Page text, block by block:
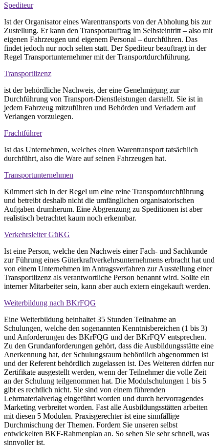
Spediteur
Ist der Organisator eines Warentransports von der Abholung bis zur
Zustellung. Er kann den Transportauftrag im Selbsteintritt – also mit
eigenen Fahrzeugen und eigenem Personal – durchführen. Das
findet jedoch nur noch selten statt. Der Spediteur beauftragt in der
Regel Transportunternehmer mit der Transportdurchführung.
Transportlizenz
ist der behördliche Nachweis, der eine Genehmigung zur
Durchführung von Transport-Dienstleistungen darstellt. Sie ist in
jedem Fahrzeug mitzuführen und Behörden und Verladern auf
Verlangen vorzulegen.
Frachtführer
Ist das Unternehmen, welches einen Warentransport tatsächlich
durchführt, also die Ware auf seinen Fahrzeugen hat.
Transportunternehmen
Kümmert sich in der Regel um eine reine Transportdurchführung
und betreibt deshalb nicht die umfänglichen organisatorischen
Aufgaben drumherum. Eine Abgrenzung zu Speditionen ist aber
realistisch betrachtet kaum noch erkennbar.
Verkehrsleiter GüKG
Ist eine Person, welche den Nachweis einer Fach- und Sachkunde
zur Führung eines Güterkraftverkehrsunternehmens erbracht hat und
von einem Unternehmen im Antragsverfahren zur Ausstellung einer
Transportlizenz als verantwortliche Person benannt wird. Sollte ein
interner Mitarbeiter sein, kann aber auch extern eingekauft werden.
Weiterbildung nach BKrFQG
Eine Weiterbildung beinhaltet 35 Stunden Teilnahme an
Schulungen, welche den sogenannten Kenntnisbereichen (1 bis 3)
und Anforderungen des BKrFQG und der BKrFQV entsprechen.
Zu den Grundanforderungen gehört, dass die Ausbildungsstätte eine
Anerkennung hat, der Schulungsraum behördlich abgenommen ist
und der Referent behördlich zugelassen ist. Des Weiteren dürfen nur
Zertifikate ausgestellt werden, wenn der Teilnehmer die volle Zeit
an der Schulung teilgenommen hat. Die Modulschulungen 1 bis 5
gibt es rechtlich nicht. Sie sind von einem führenden
Lehrmaterialverlag eingeführt worden und durch hervorragendes
Marketing verbreitet worden. Fast alle Ausbildungsstätten arbeiten
mit diesen 5 Modulen. Praxisgerechter ist eine sinnfällige
Durchmischung der Themen. Fordern Sie unseren selbst
entwickelten BKF-Rahmenplan an. So sehen Sie sehr schnell, was
sinnvoller ist.